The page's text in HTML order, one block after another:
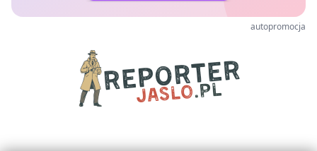
autopromocja